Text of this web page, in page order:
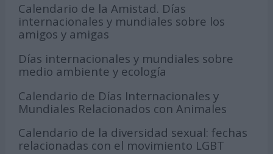
Calendario de la Amistad. Días
internacionales y mundiales sobre los
amigos y amigas
Días internacionales y mundiales sobre
medio ambiente y ecología
Calendario de Días Internacionales y
Mundiales Relacionados con Animales
Calendario de la diversidad sexual: fechas
relacionadas con el movimiento LGBT